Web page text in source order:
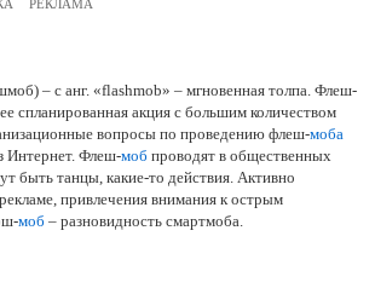
РЕКЛАМА
– с анг. «flashmob» – мгновенная толпа. Флеш-
спланированная акция с большим количеством
вопросы по проведению флеш-моба
Интернет. Флеш-моб проводят в общественных
быть танцы, какие-то действия. Активно
привлечения внимания к острым
моб – разновидность смартмоба.